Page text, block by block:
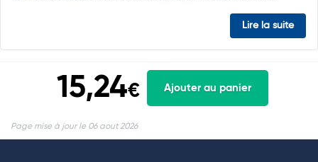
Lire la suite
15,24€ Ajouter au panier
Page mise à jour le 06 aout 2026